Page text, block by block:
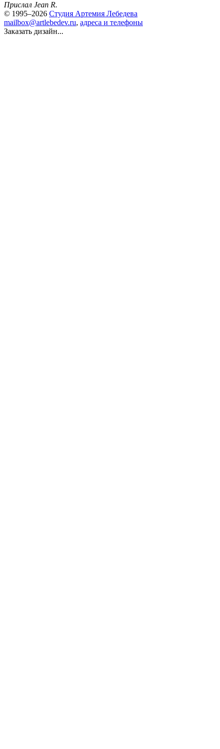
Прислал Jean R.
© 1995–2026 Студия Артемия Лебедева
mailbox@artlebedev.ru, адреса и телефоны
Заказать дизайн...